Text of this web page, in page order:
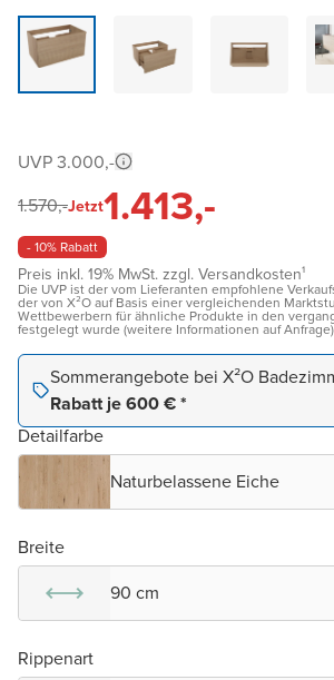
UVP 3.000,-
1.570,-Jetzt1.413,-
- 10% Rabatt
Preis inkl. 19% MwSt. zzgl. Versandkosten¹
Die UVP ist der vom Lieferanten empfohlene
der von X²O auf Basis einer vergleichenden
Wettbewerbern für ähnliche Produkte in den
festgelegt wurde (weitere Informationen auf Anfrage)
Sommerangebote bei X²O
Rabatt je 600 € *
Detailfarbe
Naturbelassene Eiche
Breite
90 cm
Rippenart